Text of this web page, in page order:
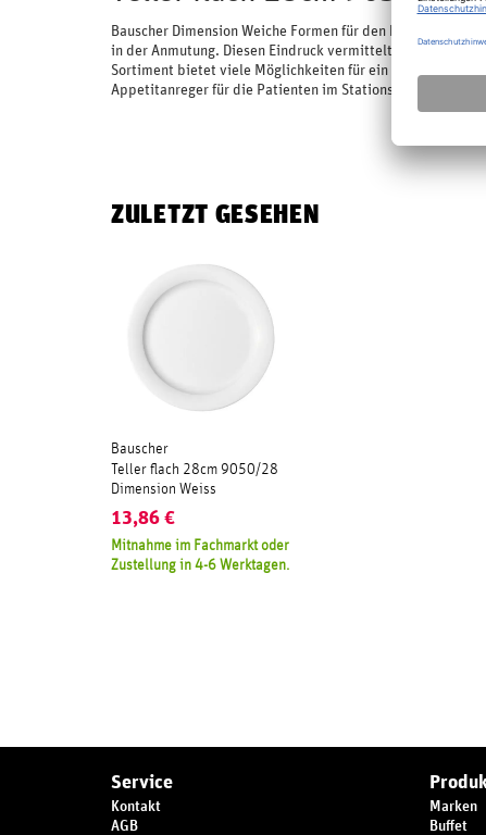
Bauscher Dimension Weiche Formen für den harten Alltag
in der Anmutung. Diesen Eindruck vermittelt die weiche,
Sortiment bietet viele Möglichkeiten für ein
Appetitanreger für die Patienten im Stationsalltag
ZULETZT GESEHEN
Bauscher
Teller flach 28cm 9050/28
Dimension Weiss
13,86 €
Mitnahme im Fachmarkt oder
Zustellung in 4-6 Werktagen.
Service
Kontakt
AGB
Marken
Buffet